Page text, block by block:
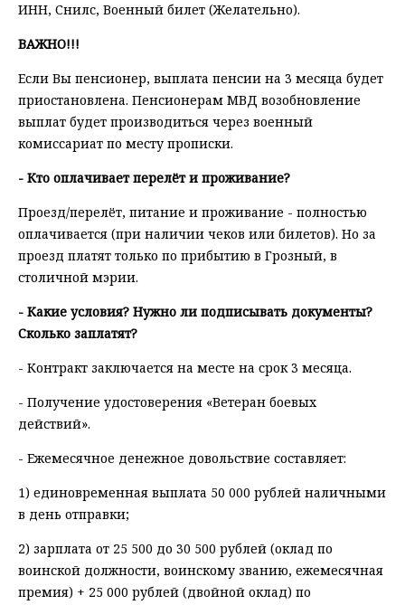
ИНН, Снилс, Военный билет (Желательно).
ВАЖНО!!!
Если Вы пенсионер, выплата пенсии на 3 месяца будет
приостановлена. Пенсионерам МВД возобновление
выплат будет производиться через военный
комиссариат по месту прописки.
- Кто оплачивает перелёт и проживание?
Проезд/перелёт, питание и проживание - полностью
оплачивается (при наличии чеков или билетов). Но за
проезд платят только по прибытию в Грозный, в
столичной мэрии.
- Какие условия? Нужно ли подписывать документы?
Сколько заплатят?
- Контракт заключается на месте на срок 3 месяца.
- Получение удостоверения «Ветеран боевых
действий».
- Ежемесячное денежное довольствие составляет:
1) единовременная выплата 50 000 рублей наличными
в день отправки;
2) зарплата от 25 500 до 30 500 рублей (оклад по
воинской должности, воинскому званию, ежемесячная
премия) + 25 000 рублей (двойной оклад) по